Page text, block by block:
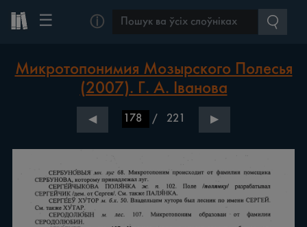
☰ ⓘ
Микротопонимия Мозырского Полесья
(2007). Г. А. Іванова
◀ / 221 ▶